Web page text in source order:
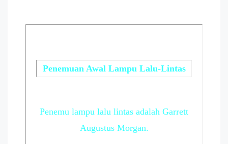
Penemuan Awal Lampu Lalu-Lintas
Penemu lampu lalu lintas adalah Garrett
Augustus Morgan.